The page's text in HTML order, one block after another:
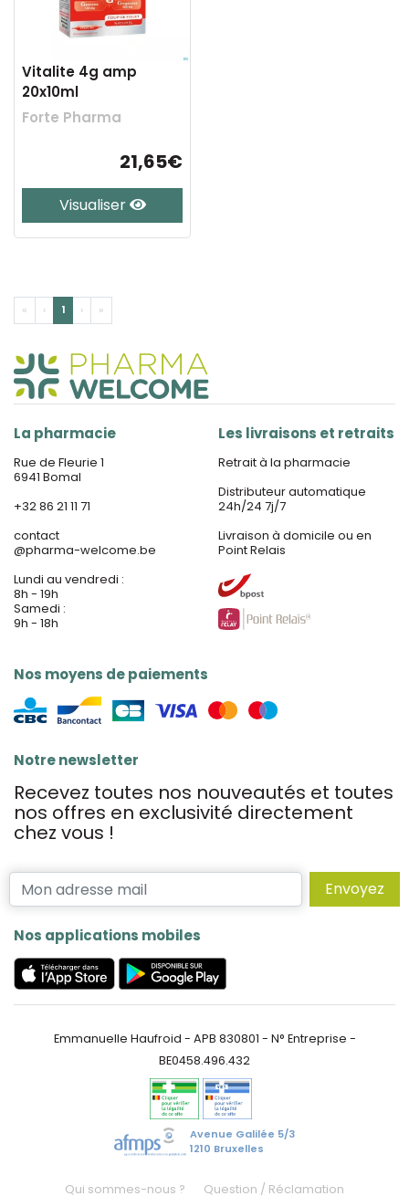
Vitalite 4g amp
20x10ml
Forte Pharma
21,65€
Visualiser
« ‹ 1 › »
La pharmacie
Rue de Fleurie 1
6941 Bomal
+32 86 21 11 71
contact
@pharma-welcome.be
Lundi au vendredi :
8h - 19h
Samedi :
9h - 18h
Nos moyens de paiements
Les livraisons et retraits
Retrait à la pharmacie
Distributeur automatique
24h/24 7j/7
Livraison à domicile ou en
Point Relais
Notre newsletter
Recevez toutes nos nouveautés et toutes
nos offres en exclusivité directement
chez vous !
Envoyez
Nos applications mobiles
Emmanuelle Haufroid - APB 830801 - N° Entreprise -
BE0458.496.432
Avenue Galilée 5/3
1210 Bruxelles
Qui sommes-nous ? Question / Réclamation